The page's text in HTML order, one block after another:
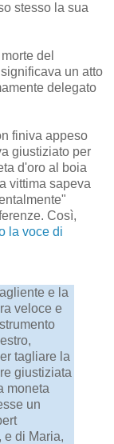
stesso la sua
del
un atto
delegato
finiva appeso
giustiziato per
d'oro al boia
vittima sapeva
Così,
la voce di
e la
veloce e
tagliare la
giustiziata
moneta
un
e di Maria,